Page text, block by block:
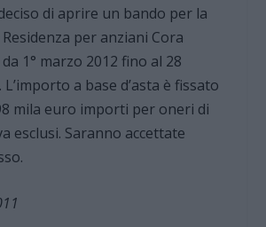
di aprire un bando per la
per anziani Cora
1° marzo 2012 fino al 28
a base d’asta è fissato
mila euro importi per oneri di
esclusi. Saranno accettate